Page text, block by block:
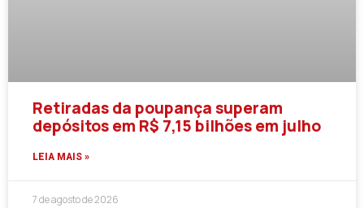
Retiradas da poupança superam
depósitos em R$ 7,15 bilhões em julho
LEIA MAIS »
7 de agosto de 2026